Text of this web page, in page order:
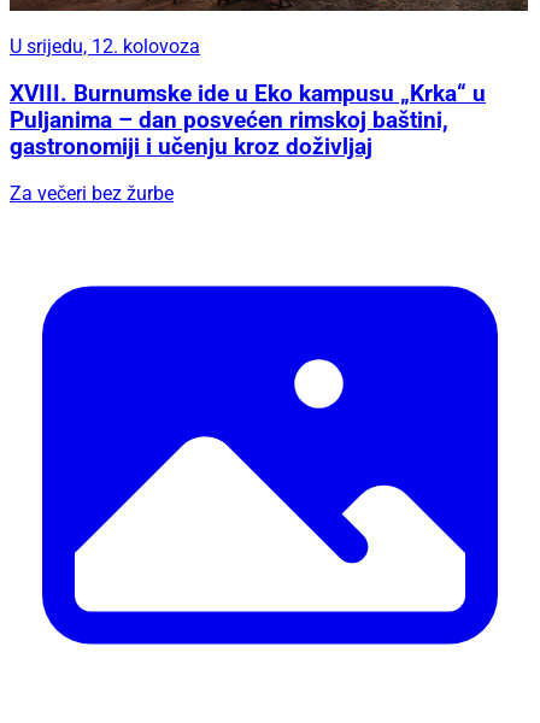
U srijedu, 12. kolovoza
XVIII. Burnumske ide u Eko kampusu „Krka“ u
Puljanima – dan posvećen rimskoj baštini,
gastronomiji i učenju kroz doživljaj
Za večeri bez žurbe